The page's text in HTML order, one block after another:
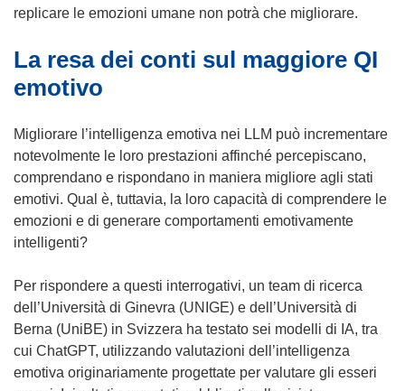
replicare le emozioni umane non potrà che migliorare.
La resa dei conti sul maggiore QI
emotivo
Migliorare l’intelligenza emotiva nei LLM può incrementare
notevolmente le loro prestazioni affinché percepiscano,
comprendano e rispondano in maniera migliore agli stati
emotivi. Qual è, tuttavia, la loro capacità di comprendere le
emozioni e di generare comportamenti emotivamente
intelligenti?
Per rispondere a questi interrogativi, un team di ricerca
dell’Università di Ginevra (UNIGE) e dell’Università di
Berna (UniBE) in Svizzera ha testato sei modelli di IA, tra
cui ChatGPT, utilizzando valutazioni dell’intelligenza
emotiva originariamente progettate per valutare gli esseri